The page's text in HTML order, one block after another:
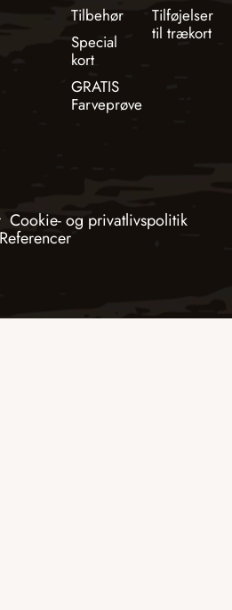
Tilbehør
Special
kort
GRATIS
Farveprøve
Tilføjelser
til trækort
Cookie- og privatlivspolitik
Referencer